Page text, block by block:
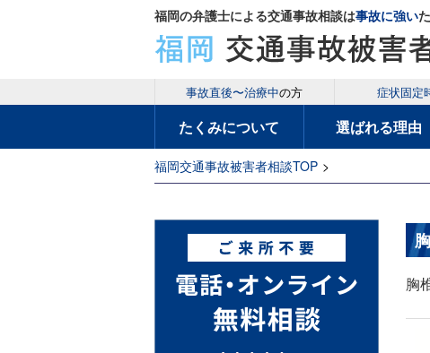
福岡の弁護士による交通事故相談は事故に強い
事故直後〜治療中の方 症状固定
たくみについて 選ばれる理由
福岡交通事故被害者相談TOP >
胸